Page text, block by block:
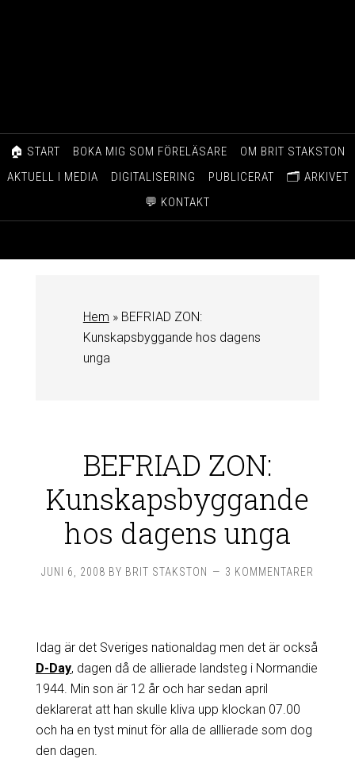
🏠 START BOKA MIG SOM FÖRELÄSARE
OM BRIT STAKSTON
AKTUELL I MEDIA
DIGITALISERING PUBLICERAT
🗂️ ARKIVET
💬 KONTAKT
Hem » BEFRIAD ZON:
Kunskapsbyggande hos dagens
unga
BEFRIAD ZON:
Kunskapsbyggande
hos dagens unga
JUNI 6, 2008 BY BRIT STAKSTON 3 KOMMENTARER
Idag är det Sveriges nationaldag men det är också
D-Day, dagen då de allierade landsteg i Normandie
1944. Min son är 12 år och har sedan april
deklarerat att han skulle kliva upp klockan 07.00
och ha en tyst minut för alla de alllierade som dog
den dagen.